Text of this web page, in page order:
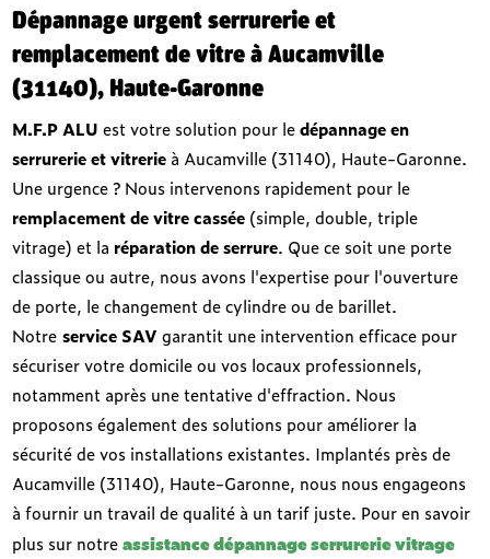
Dépannage urgent serrurerie et
remplacement de vitre à Aucamville
(31140), Haute-Garonne
M.F.P ALU est votre solution pour ledépannage en
serrurerie et vitrerie à Aucamville (31140), Haute-Garonne.
Une urgence ? Nous intervenons rapidement pour le
remplacement de vitre cassée (simple, double, triple
vitrage) et la réparation de serrure. Que ce soit une porte
classique ou autre, nous avons l'expertise pour l'ouverture
de porte, le changement de cylindre ou de barillet.
Notreservice SAV garantit une intervention efficace pour
sécuriser votre domicile ou vos locaux professionnels,
notamment après une tentative d'effraction. Nous
proposons également des solutions pour améliorer la
sécurité de vos installations existantes. Implantés près de
Aucamville (31140), Haute-Garonne, nous nous engageons
à fournir un travail de qualité à un tarif juste. Pour en savoir
plus sur notreassistance dépannage serrurerie vitrage